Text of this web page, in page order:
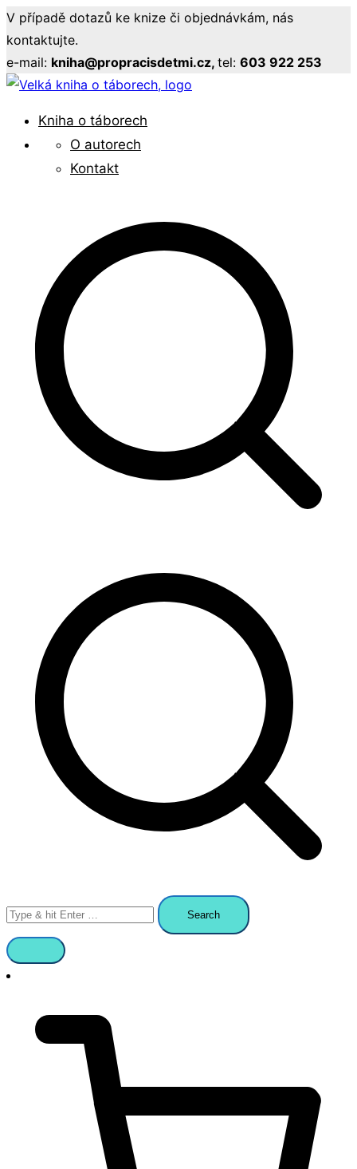
Přeskočit
na
obsah
V případě dotazů ke knize či objednávkám, nás
kontaktujte.
e-mail: kniha@propracisdetmi.cz, tel: 603 922 253
Velká kniha o táborech
Pro pracovníky s mládeží
Kniha o táborech
O autorech
Kontakt
Search
for: